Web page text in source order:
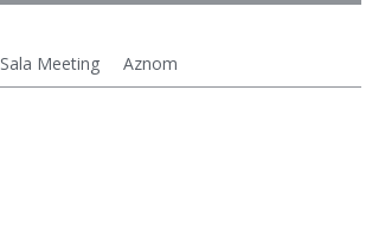
Sala Meeting Aznom